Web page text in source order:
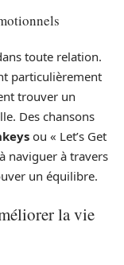
toute relation.
particulièrement
trouver un
Des chansons
ou « Let’s Get
naviguer à travers
un équilibre.
la vie